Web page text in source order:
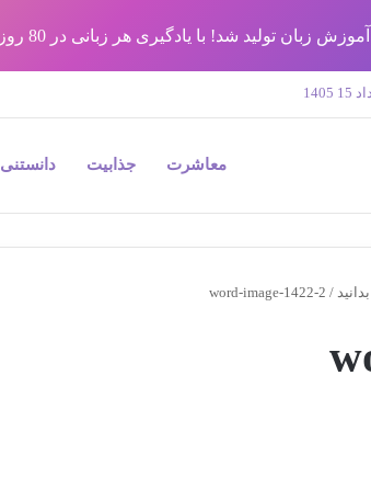
شد! با یادگیری هر زبانی در 80 روز، به رویای مهاجرتت برس !!
معاشرت
جذابیت دانستنی
/
word-image-1422-2